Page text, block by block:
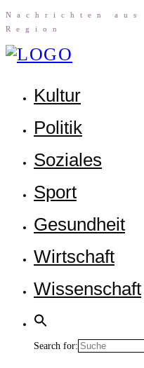
Nach­rich­ten aus
Region
Kul­tur
Poli­tik
Sozia­les
Sport
Gesund­heit
Wirt­schaft
Wis­sen­schaft
Search for: